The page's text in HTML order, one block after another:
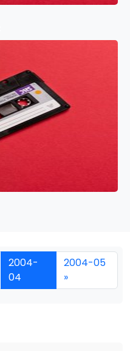
2004-
04
2004-05
»